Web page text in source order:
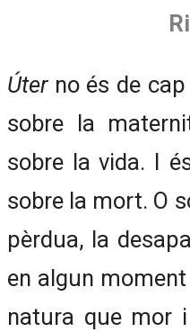
Úterno és de
sobre la
sobre la vida. I
sobre la mort. O
pèrdua, la
en algun
natura que mor